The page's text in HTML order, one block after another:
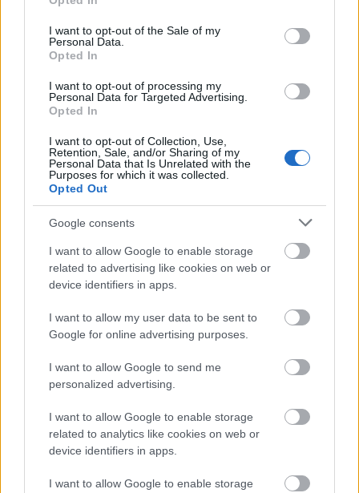
use your data for below specified purposes in below Google
consent section.
I want to opt-out of the Sale of my
Personal Data.
Opted In
I want to opt-out of processing my
Personal Data for Targeted Advertising.
Opted In
I want to opt-out of Collection, Use,
Retention, Sale, and/or Sharing of my
Personal Data that Is Unrelated with the
Purposes for which it was collected.
Opted Out
Google consents
I want to allow Google to enable storage
related to advertising like cookies on web or
device identifiers in apps.
I want to allow my user data to be sent to
Google for online advertising purposes.
I want to allow Google to send me
personalized advertising.
I want to allow Google to enable storage
related to analytics like cookies on web or
device identifiers in apps.
I want to allow Google to enable storage
TáncPark - Nyáresti táncélmény
élőben
mtothorsi•2020. június 24.
táncok júliusban Buda legnagyobb, ikonikus
rendezvényhelyszínén, a Millenárison.